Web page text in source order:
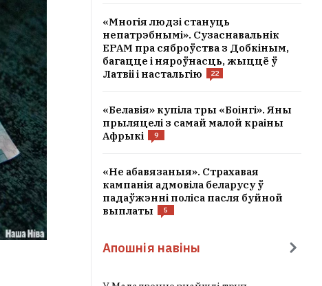
«Многія людзі стануць
непатрэбнымі». Сузаснавальнік
EPAM пра сяброўства з Добкіным,
багацце і няроўнасць, жыццё ў
Латвіі і настальгію
22
«Белавія» купіла тры «Боінгі». Яны
прыляцелі з самай малой краіны
Афрыкі
9
«Не абавязаныя». Страхавая
кампанія адмовіла беларусу ў
падаўжэнні поліса пасля буйной
выплаты
5
Апошнія навіны